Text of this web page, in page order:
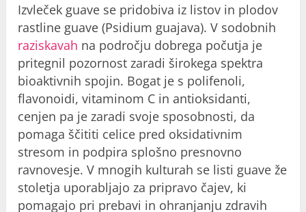
Izvleček guave se pridobiva iz listov in plodov
rastline guave (Psidium guajava). V sodobnih
raziskavah na področju dobrega počutja je
pritegnil pozornost zaradi širokega spektra
bioaktivnih spojin. Bogat je s polifenoli,
flavonoidi, vitaminom C in antioksidanti,
cenjen pa je zaradi svoje sposobnosti, da
pomaga ščititi celice pred oksidativnim
stresom in podpira splošno presnovno
ravnovesje. V mnogih kulturah se listi guave že
stoletja uporabljajo za pripravo čajev, ki
pomagajo pri prebavi in ohranjanju zdravih